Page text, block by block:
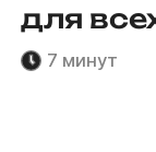
для
7 минут